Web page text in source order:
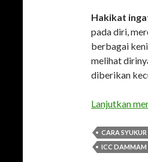
Hakikat
pada diri,
berbagai
melihat
diberikan
Lanjutkan
CARA
ICC DAMMAM